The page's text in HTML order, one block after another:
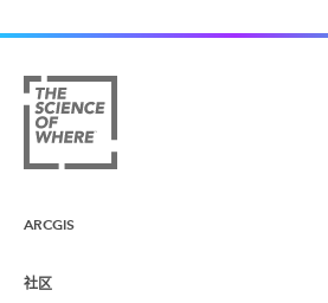
ARCGIS
ArcGIS 概览
社区